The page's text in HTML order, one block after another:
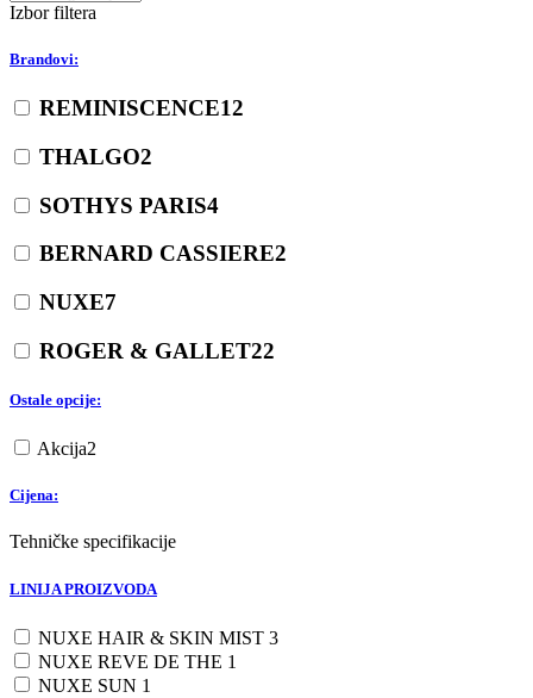
Izbor filtera
Brandovi:
REMINISCENCE12
THALGO2
SOTHYS PARIS4
BERNARD CASSIERE2
NUXE7
ROGER & GALLET22
Ostale opcije:
Akcija2
Cijena:
Tehničke specifikacije
LINIJA PROIZVODA
NUXE HAIR & SKIN MIST 3
NUXE REVE DE THE 1
NUXE SUN 1